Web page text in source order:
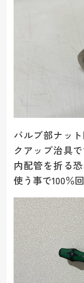
バルブ部ナッ
クアップ治具
内配管を折る
使う事で100％